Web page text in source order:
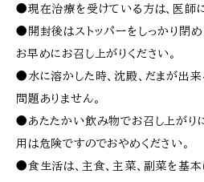
●現在治療を受けている方は、医師に
●開封後はストッパーをしっかり閉め
お早めにお召し上がりください。
●水に溶かした時、沈殿、だまが出来
問題ありません。
●あたたかい飲み物でお召し上がり
用は危険ですのでおやめください。
●食生活は、主食、主菜、副菜を基